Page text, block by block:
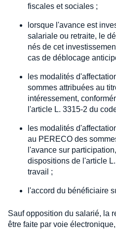
fiscales et sociales ;
lorsque l'avance est
salariale ou retraite, le
nés de cet
cas de déblocage
les modalités
sommes attribuées au
intéressement,
l'article L. 3315-2 du
les modalités
au PERECO des
l'avance sur
dispositions de l'article
travail ;
l'accord du bénéficiaire
Sauf opposition du salarié, la
être faite par voie